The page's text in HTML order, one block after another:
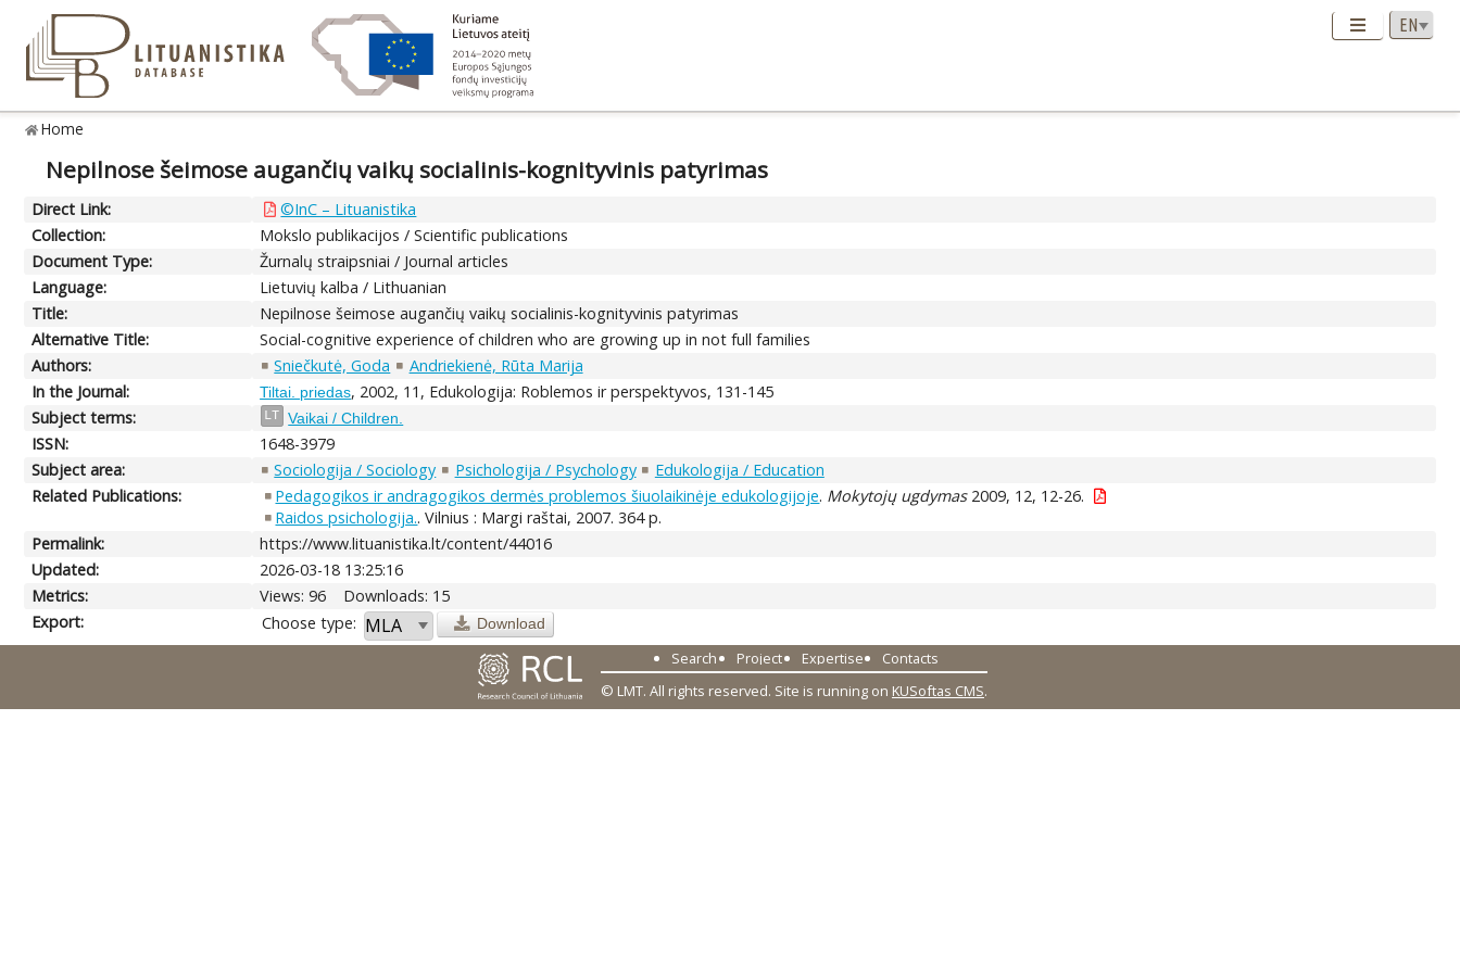
Home
Nepilnose šeimose augančių vaikų socialinis-kognityvinis patyrimas
Direct Link:
©InC – Lituanistika
Collection:
Mokslo publikacijos / Scientific publications
Document Type:
Žurnalų straipsniai / Journal articles
Language:
Lietuvių kalba / Lithuanian
Title:
Nepilnose šeimose augančių vaikų socialinis-kognityvinis patyrimas
Alternative Title:
Social-cognitive experience of children who are growing up in not full families
Authors:
Sniečkutė, Goda
Andriekienė, Rūta Marija
In the Journal:
Tiltai. priedas, 2002, 11, Edukologija: Roblemos ir perspektyvos, 131-145
Subject terms:
LT Vaikai / Children.
ISSN:
1648-3979
Subject area:
Sociologija / Sociology Psichologija / Psychology
Edukologija / Education
Related Publications:
Pedagogikos ir andragogikos dermės problemos šiuolaikinėje edukologijoje. Mokytojų ugdymas2009, 12, 12-26.
Raidos psichologija.. Vilnius : Margi raštai, 2007. 364 p.
Permalink:
https://www.lituanistika.lt/content/44016
Updated:
2026-03-18 13:25:16
Metrics:
Views: 96
Downloads: 15
Export:
Choose type: Download
Search Project Expertise
Contacts
© LMT. All rights reserved. Site is running on KUSoftas CMS.